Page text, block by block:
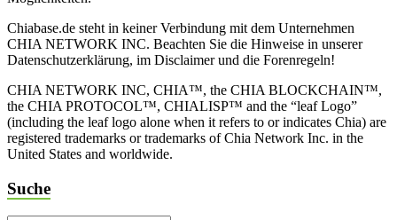
Chiabase.de steht in keiner Verbindung mit dem Unternehmen
CHIA NETWORK INC. Beachten Sie die Hinweise in unserer
Datenschutzerklärung, im Disclaimer und die Forenregeln!
CHIA NETWORK INC, CHIA™, the CHIA BLOCKCHAIN™,
the CHIA PROTOCOL™, CHIALISP™ and the “leaf Logo”
(including the leaf logo alone when it refers to or indicates Chia) are
registered trademarks or trademarks of Chia Network Inc. in the
United States and worldwide.
Suche